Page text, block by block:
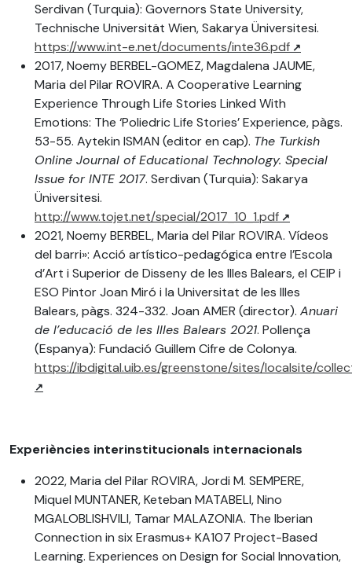
Serdivan (Turquia): Governors State University,
Technische Universität Wien, Sakarya Üniversitesi.
https://www.int-e.net/documents/inte36.pdf
2017, Noemy BERBEL-GOMEZ, Magdalena JAUME,
Maria del Pilar ROVIRA. A Cooperative Learning
Experience Through Life Stories Linked With
Emotions: The ‘Poliedric Life Stories’ Experience, pàgs.
53-55. Aytekin ISMAN (editor en cap). The Turkish
Online Journal of Educational Technology. Special
Issue for INTE 2017. Serdivan (Turquia): Sakarya
Üniversitesi.
http://www.tojet.net/special/2017_10_1.pdf
2021, Noemy BERBEL, Maria del Pilar ROVIRA. Vídeos
del barri»: Acció artístico-pedagógica entre l’Escola
d’Art i Superior de Disseny de les Illes Balears, el CEIP i
ESO Pintor Joan Miró i la Universitat de les Illes
Balears, pàgs. 324-332. Joan AMER (director). Anuari
de l’educació de les Illes Balears 2021. Pollença
(Espanya): Fundació Guillem Cifre de Colonya.
https://ibdigital.uib.es/greenstone/sites/localsite/
Experiències interinstitucionals internacionals
2022, Maria del Pilar ROVIRA, Jordi M. SEMPERE,
Miquel MUNTANER, Keteban MATABELI, Nino
MGALOBLISHVILI, Tamar MALAZONIA. The Iberian
Connection in six Erasmus+ KA107 Project-Based
Learning. Experiences on Design for Social Innovation,